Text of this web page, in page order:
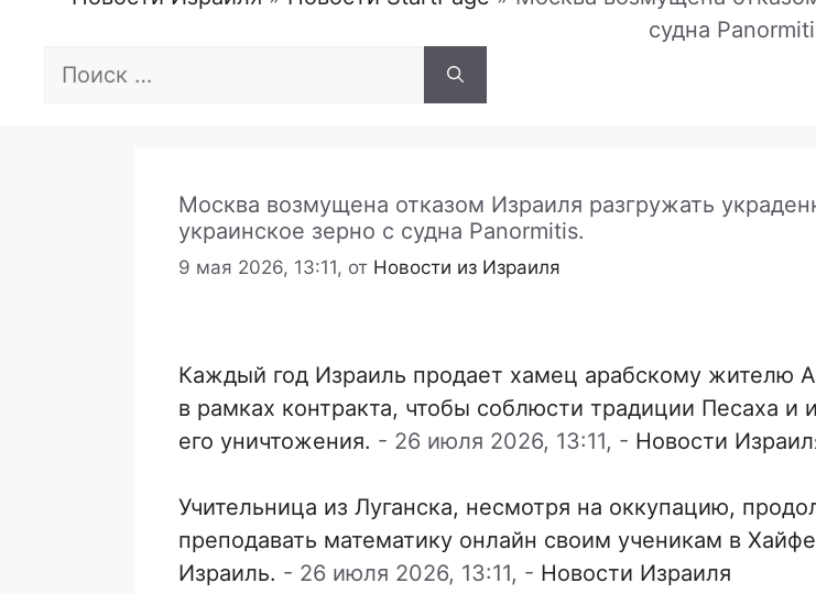
судна
Поиск:
Москва возмущена отказом Израиля разгружать
украинское зерно с судна Panormitis.
9 мая 2026, 13:11, от Новости из Израиля
Каждый год Израиль продает хамец арабскому жителю
в рамках контракта, чтобы соблюсти традиции Песаха и
его уничтожения. - 26 июля 2026, 13:11, - Новости
Учительница из Луганска, несмотря на оккупацию,
преподавать математику онлайн своим ученикам в
Израиль. - 26 июля 2026, 13:11, - Новости Израиля